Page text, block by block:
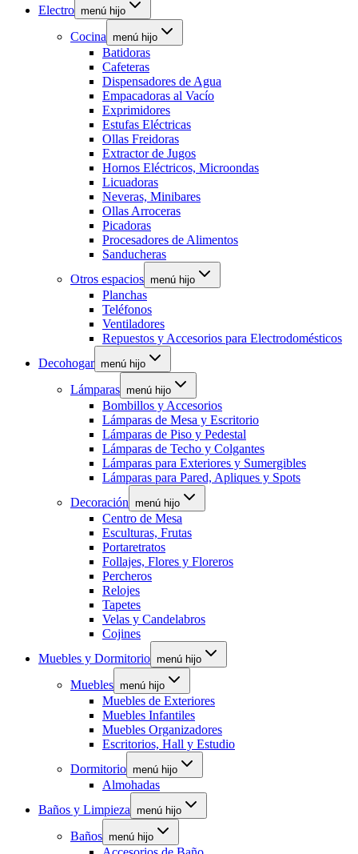
Electro menú hijo
Cocina menú hijo
Batidoras
Cafeteras
Dispensadores de Agua
Empacadoras al Vacío
Exprimidores
Estufas Eléctricas
Ollas Freidoras
Extractor de Jugos
Hornos Eléctricos, Microondas
Licuadoras
Neveras, Minibares
Ollas Arroceras
Picadoras
Procesadores de Alimentos
Sanducheras
Otros espacios menú hijo
Planchas
Teléfonos
Ventiladores
Repuestos y Accesorios para Electrodomésticos
Decohogar menú hijo
Lámparas menú hijo
Bombillos y Accesorios
Lámparas de Mesa y Escritorio
Lámparas de Piso y Pedestal
Lámparas de Techo y Colgantes
Lámparas para Exteriores y Sumergibles
Lámparas para Pared, Apliques y Spots
Decoración menú hijo
Centro de Mesa
Esculturas, Frutas
Portaretratos
Follajes, Flores y Floreros
Percheros
Relojes
Tapetes
Velas y Candelabros
Cojines
Muebles y Dormitorio menú hijo
Muebles menú hijo
Muebles de Exteriores
Muebles Infantiles
Muebles Organizadores
Escritorios, Hall y Estudio
Dormitorio menú hijo
Almohadas
Baños y Limpieza menú hijo
Baños menú hijo